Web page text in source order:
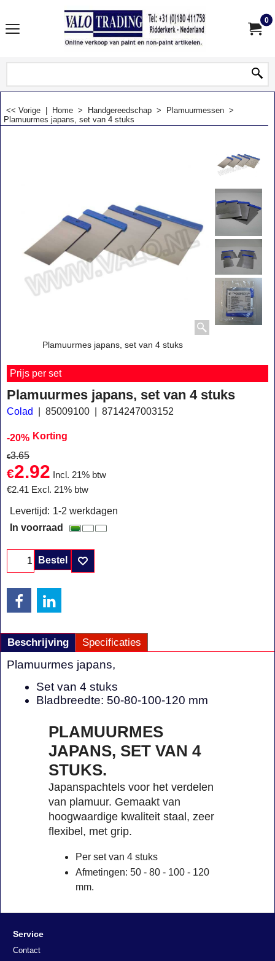
0
<< Vorige Home > Handgereedschap > Plamuurmessen >
Plamuurmes japans, set van 4 stuks
Plamuurmes japans, set van 4 stuks
Prijs per set
Plamuurmes japans, set van 4 stuks
Colad 85009100 8714247003152
-20% Korting
€3.65
€2.92
Incl. 21% btw
€2.41 Excl. 21% btw
Levertijd: 1-2 werkdagen
In voorraad
Bestel
Beschrijving Specificaties
Plamuurmes japans,
Set van 4 stuks
Bladbreedte: 50-80-100-120 mm
PLAMUURMES
JAPANS, SET VAN 4
STUKS.
Japanspachtels voor het verdelen
van plamuur. Gemaakt van
hoogwaardige kwaliteit staal, zeer
flexibel, met grip.
Per set van 4 stuks
Afmetingen: 50 - 80 - 100 - 120
mm.
Service
Contact